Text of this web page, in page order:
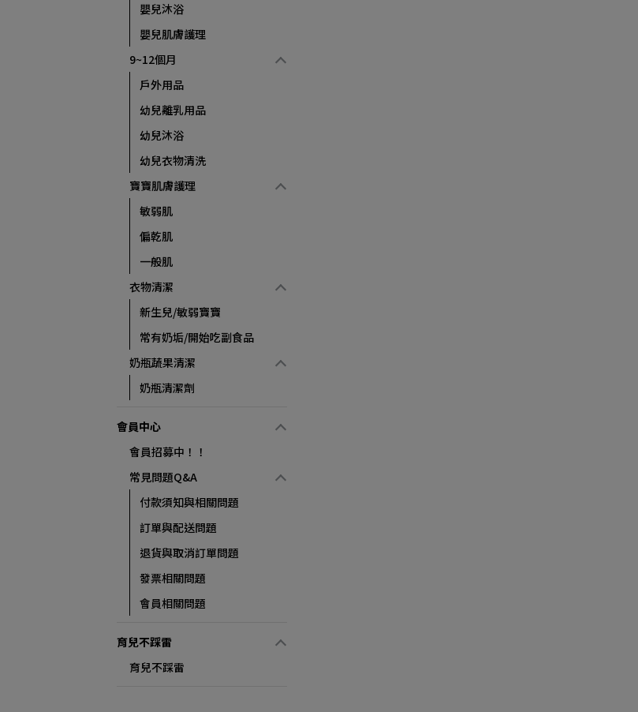
嬰兒沐浴
嬰兒肌膚護理
9~12個月
戶外用品
幼兒離乳用品
幼兒沐浴
幼兒衣物清洗
寶寶肌膚護理
敏弱肌
偏乾肌
一般肌
衣物清潔
新生兒/敏弱寶寶
常有奶垢/開始吃副食品
奶瓶蔬果清潔
奶瓶清潔劑
會員中心
會員招募中！！
常見問題Q&A
付款須知與相關問題
訂單與配送問題
退貨與取消訂單問題
發票相關問題
會員相關問題
育兒不踩雷
育兒不踩雷